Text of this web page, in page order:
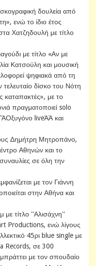
δουλεία από
ενώ το ίδιο έτος
Χατζηδουλή με τίτλο
με τίτλο «Αν με
Κατσούλη και μουσική
ψηφιακά από τη
δίσκο του Νότη
καταπακτές», με το
πραγματοποιεί solo
liveΆΆ και
Δημήτρη Μητροπάνο,
Αθηνών και το
σε όλη την
με τον Γιάννη
στην Αθήνα και
τίτλο ''Αλισάχνη''
Productions, ενώ λίγους
45ρι blue single με
Records, σε 300
με τον σπουδαίο